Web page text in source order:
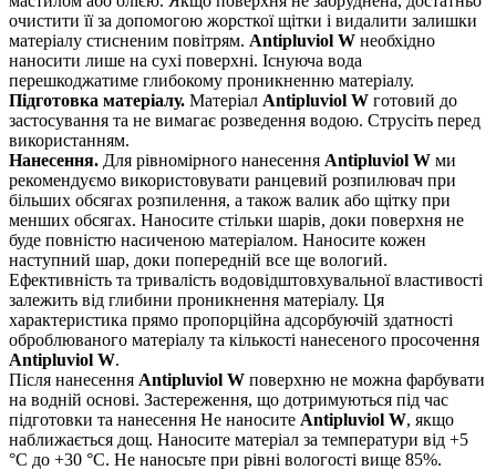
очистити її за допомогою жорсткої щітки і видалити залишки
матеріалу стисненим повітрям. Antipluviol W необхідно
наносити лише на сухі поверхні. Існуюча вода
перешкоджатиме глибокому проникненню матеріалу.
Підготовка матеріалу. Матеріал Antipluviol W готовий до
застосування та не вимагає розведення водою. Струсіть перед
використанням.
Нанесення. Для рівномірного нанесення Antipluviol W ми
рекомендуємо використовувати ранцевий розпилювач при
більших обсягах розпилення, а також валик або щітку при
менших обсягах. Наносите стільки шарів, доки поверхня не
буде повністю насиченою матеріалом. Наносите кожен
наступний шар, доки попередній все ще вологий.
Ефективність та тривалість водовідштовхувальної властивості
залежить від глибини проникнення матеріалу. Ця
характеристика прямо пропорційна адсорбуючій здатності
оброблюваного матеріалу та кількості нанесеного просочення
Antipluviol W.
Після нанесення Antipluviol W поверхню не можна фарбувати
на водній основі. Застереження, що дотримуються під час
підготовки та нанесення Не наносите Antipluviol W, якщо
наближається дощ. Наносите матеріал за температури від +5
°С до +30 °С. Не наносьте при рівні вологості вище 85%.